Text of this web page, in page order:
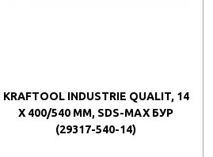
KRAFTOOL INDUSTRIE QUALIT, 14
X 400/540 ММ, SDS-MAX БУР
(29317-540-14)